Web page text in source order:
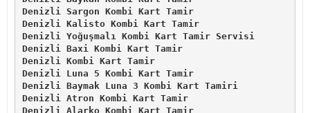
Denizli Sargon Kombi Kart Tamir
Denizli Kalisto Kombi Kart Tamir
Denizli Yoğuşmalı Kombi Kart Tamir Servisi
Denizli Baxi Kombi Kart Tamir
Denizli Kombi Kart Tamir
Denizli Luna 5 Kombi Kart Tamir
Denizli Baymak Luna 3 Kombi Kart Tamiri
Denizli Atron Kombi Kart Tamir
Denizli Alarko Kombi Kart Tamir